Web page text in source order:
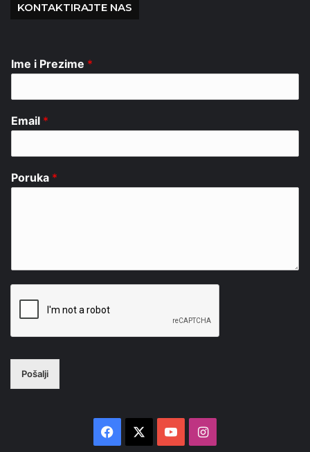
KONTAKTIRAJTE NAS
Ime i Prezime *
Email *
Poruka *
Pošalji
Facebook YouTubeInstagram